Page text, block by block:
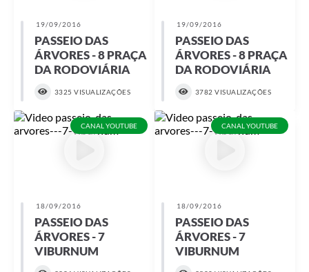
19/09/2016
PASSEIO DAS
ÁRVORES - 8 PRAÇA
DA RODOVIÁRIA
3325 VISUALIZAÇÕES
19/09/2016
PASSEIO DAS
ÁRVORES - 8 PRAÇA
DA RODOVIÁRIA
3782 VISUALIZAÇÕES
CANAL YOUTUBE
18/09/2016
PASSEIO DAS
ÁRVORES - 7
VIBURNUM
CANAL YOUTUBE
18/09/2016
PASSEIO DAS
ÁRVORES - 7
VIBURNUM